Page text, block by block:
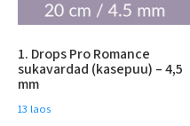
1. Drops Pro Romance
sukavardad (kasepuu) – 4,5
mm
13 laos